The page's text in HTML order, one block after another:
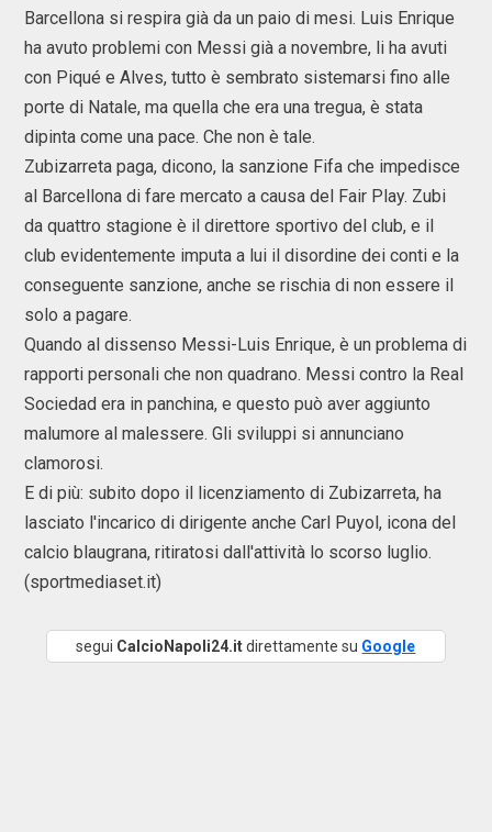
Barcellona si respira già da un paio di mesi. Luis Enrique
ha avuto problemi con Messi già a novembre, li ha avuti
con Piqué e Alves, tutto è sembrato sistemarsi fino alle
porte di Natale, ma quella che era una tregua, è stata
dipinta come una pace. Che non è tale.
Zubizarreta paga, dicono, la sanzione Fifa che impedisce
al Barcellona di fare mercato a causa del Fair Play. Zubi
da quattro stagione è il direttore sportivo del club, e il
club evidentemente imputa a lui il disordine dei conti e la
conseguente sanzione, anche se rischia di non essere il
solo a pagare.
Quando al dissenso Messi-Luis Enrique, è un problema di
rapporti personali che non quadrano. Messi contro la Real
Sociedad era in panchina, e questo può aver aggiunto
malumore al malessere. Gli sviluppi si annunciano
clamorosi.
E di più: subito dopo il licenziamento di Zubizarreta, ha
lasciato l'incarico di dirigente anche Carl Puyol, icona del
calcio blaugrana, ritiratosi dall'attività lo scorso luglio.
(sportmediaset.it)
segui CalcioNapoli24.itdirettamente su Google